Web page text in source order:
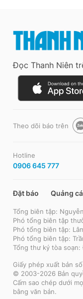
Đọc Thanh Niên
Theo dõi báo trên
Hotline
0906 645 777
Đặt báo Quảng
Tổng biên tập:
Phó tổng biên tập
Phó tổng biên tập:
Phó tổng biên tập:
Tổng thư ký tòa soạn:
Giấy phép xuất bản
© 2003-2026 Bản
Cấm sao chép dưới
bằng văn bản.